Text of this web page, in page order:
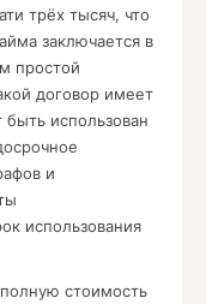
трёх тысяч, что
заключается в
простой
договор имеет
использован
и
использования
стоимость